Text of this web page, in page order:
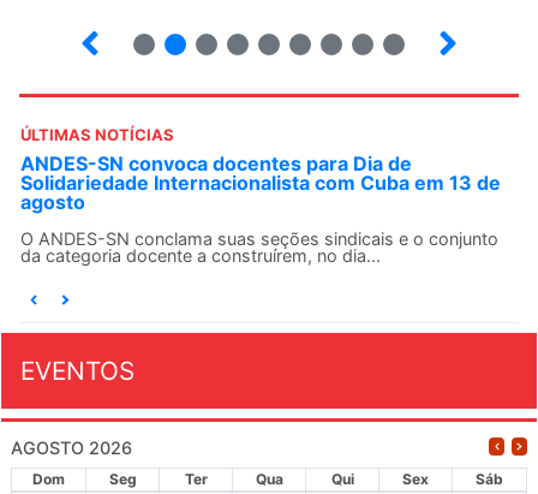
ÚLTIMAS NOTÍCIAS
ANDES-SN convoca docentes para Dia de
Solidariedade Internacionalista com Cuba em 13 de
agosto
O ANDES-SN conclama suas seções sindicais e o conjunto
da categoria docente a construírem, no dia...
EVENTOS
AGOSTO 2026
Dom Seg Ter Qua Qui Sex
Sáb